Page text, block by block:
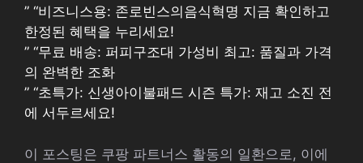
” “비즈니스용: 존로빈스의음식혁명 지금 확인하고
한정된 혜택을 누리세요!
” “무료 배송: 퍼피구조대 가성비 최고: 품질과 가격
의 완벽한 조화
” “초특가: 신생아이불패드 시즌 특가: 재고 소진 전
에 서두르세요!
이 포스팅은 쿠팡 파트너스 활동의 일환으로, 이에